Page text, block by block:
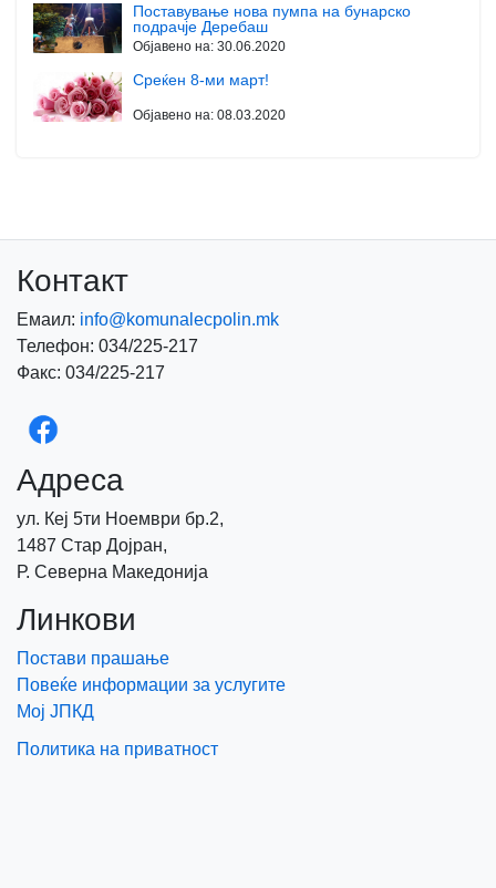
Поставување нова пумпа на бунарско
подрачје Деребаш
Објавено на: 30.06.2020
Среќен 8-ми март!
Објавено на: 08.03.2020
Контакт
Емаил: info@komunalecpolin.mk
Телефон: 034/225-217
Факс: 034/225-217
Адреса
ул. Кеј 5ти Ноември бр.2,
1487 Стар Дојран,
Р. Северна Македонија
Линкови
Постави прашање
Повеќе информации за услугите
Мој ЈПКД
Политика на приватност